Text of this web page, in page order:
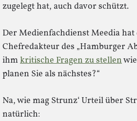
zugelegt hat, auch davor schützt.
Der Medienfachdienst Meedia hat
Chefredakteur des „Hamburger
ihmkritische Fragen zu stellen
planen Sie als nächstes?“
Na, wie mag Strunz‘ Urteil über
natürlich: